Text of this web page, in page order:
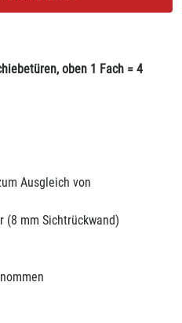
oben 1 Fach = 4
Ausgleich von
(8 mm Sichtrückwand)